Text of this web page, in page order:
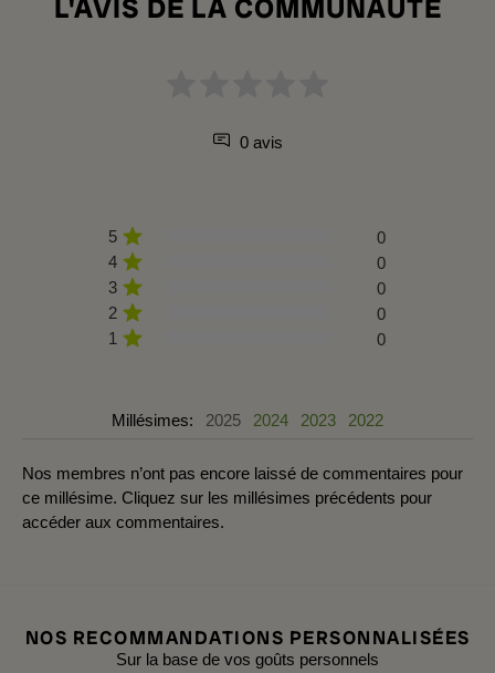
L'AVIS DE LA COMMUNAUTÉ
0 avis
5
0
4
0
3
0
2
0
1
0
Millésimes: 2025 2024 2023 2022
Nos membres n’ont pas encore laissé de commentaires pour
ce millésime. Cliquez sur les millésimes précédents pour
accéder aux commentaires.
NOS RECOMMANDATIONS PERSONNALISÉES
Sur la base de vos goûts personnels